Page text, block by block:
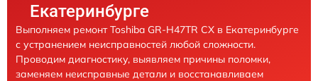
Екатеринбурге
Выполняем ремонт Toshiba GR-H47TR CX в Екатеринбурге
с устранением неисправностей любой сложности.
Проводим диагностику, выявляем причины поломки,
заменяем неисправные детали и восстанавливаем